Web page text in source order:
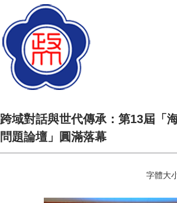
跨域對話與世代傳承：第13屆「
問題論壇」圓滿落幕
字體大